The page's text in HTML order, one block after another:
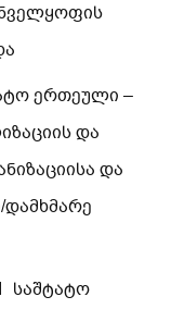
ერთეული –
და
და
საშტატო